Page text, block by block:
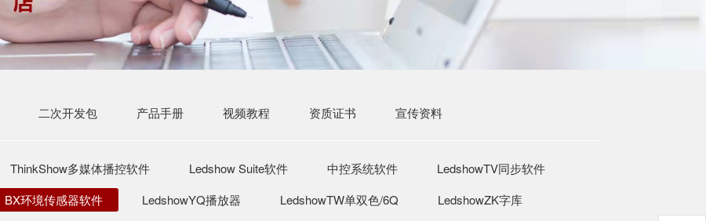
二次开发包 产品手册 视频教程 资质证书 宣传资料
ThinkShow多媒体播控软件 Ledshow Suite软件 中控系统软件
LedshowTV同步软件
BX环境传感器软件 LedshowYQ播放器 LedshowTW单双色/6Q
LedshowZK字库